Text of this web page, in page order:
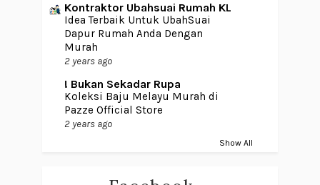
Kontraktor Ubahsuai Rumah KL
Idea Terbaik Untuk UbahSuai
Dapur Rumah Anda Dengan
Murah
2 years ago
! Bukan Sekadar Rupa
Koleksi Baju Melayu Murah di
Pazze Official Store
2 years ago
Show All